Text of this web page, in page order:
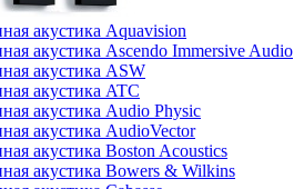
акустика Aquavision
акустика Ascendo Immersive Audio
акустика ASW
акустика ATC
акустика Audio Physic
акустика AudioVector
акустика Boston Acoustics
акустика Bowers & Wilkins